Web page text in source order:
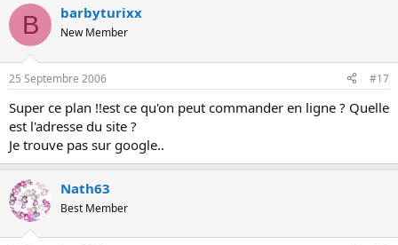
B barbyturixx
New Member
25 Septembre 2006 #17
Super ce plan !!est ce qu'on peut commander en ligne ? Quelle
est l'adresse du site ?
Je trouve pas sur google..
Nath63
Best Member